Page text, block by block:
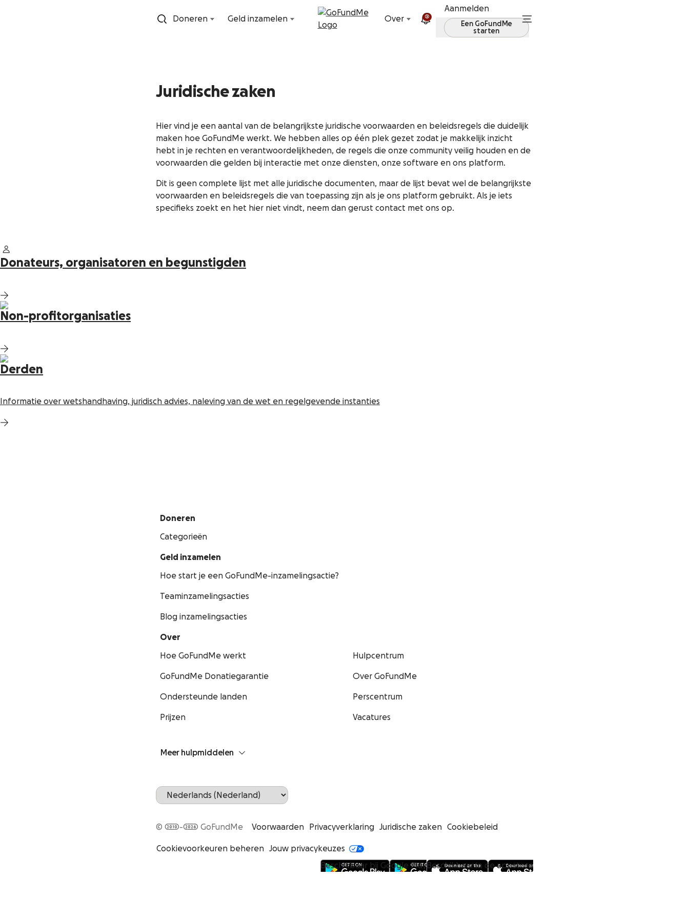
Ga naar inhoud
Doneren
Geld inzamelen Over 2
Aanmelden
Een GoFundMe
starten
Juridische zaken
Hier vind je een aantal van de belangrijkste juridische voorwaarden en beleidsregels die duidelijk
maken hoe GoFundMe werkt. We hebben alles op één plek gezet zodat je makkelijk inzicht
hebt in je rechten en verantwoordelijkheden, de regels die onze community veilig houden en de
voorwaarden die gelden bij interactie met onze diensten, onze software en ons platform.
Dit is geen complete lijst met alle juridische documenten, maar de lijst bevat wel de belangrijkste
voorwaarden en beleidsregels die van toepassing zijn als je ons platform gebruikt. Als je iets
specifieks zoekt en het hier niet vindt, neem dan gerust contact met ons op.
Donateurs, organisatoren en begunstigden
Non-profitorganisaties
Derden
Informatie over wetshandhaving, juridisch advies, naleving van de wet en regelgevende instanties
Doneren
Categorieën
Geld inzamelen
Hoe start je een GoFundMe-inzamelingsactie?
Teaminzamelingsacties
Blog inzamelingsacties
Over
Hoe GoFundMe werkt
GoFundMe Donatiegarantie
Ondersteunde landen
Prijzen
Hulpcentrum
Over GoFundMe
Perscentrum
Vacatures
Meer hulpmiddelen
© 2010-2026 GoFundMe Voorwaarden Privacyverklaring Juridische zaken Cookiebeleid
Cookievoorkeuren beheren Jouw privacykeuzes
Beschikbaar bij Google PlayBeschikbaar in de appstore